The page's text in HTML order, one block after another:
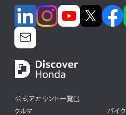
公式アカウント一覧
クルマ
バイク